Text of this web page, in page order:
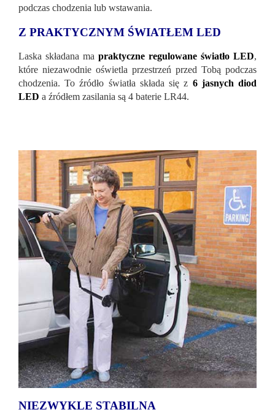
podczas chodzenia lub wstawania.
Z PRAKTYCZNYM ŚWIATŁEM LED
Laska składana ma praktyczne regulowane światło LED,
które niezawodnie oświetla przestrzeń przed Tobą podczas
chodzenia. To źródło światła składa się z 6 jasnych diod
LED a źródłem zasilania są 4 baterie LR44.
NIEZWYKLE STABILNA